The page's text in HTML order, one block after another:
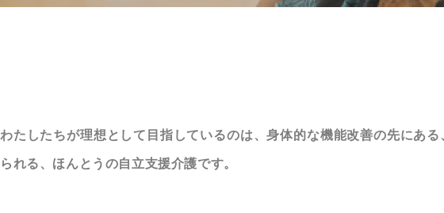
わたしたちが理想として目指しているのは、身体的な機能改善の先にあ
られる、ほんとうの自立支援介護です。